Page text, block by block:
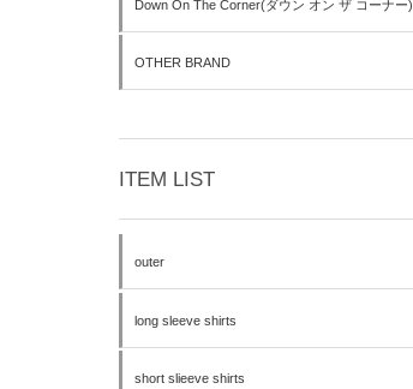
Down On The Corner(ダウン オン ザ コーナー)
OTHER BRAND
ITEM LIST
outer
long sleeve shirts
short slieeve shirts